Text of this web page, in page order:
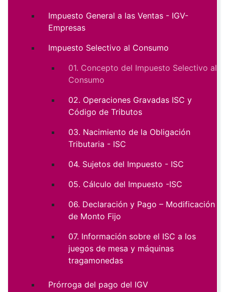
Impuesto General a las Ventas - IGV-
Empresas
Impuesto Selectivo al Consumo
01. Concepto del Impuesto Selectivo al
Consumo
02. Operaciones Gravadas ISC y
Código de Tributos
03. Nacimiento de la Obligación
Tributaria - ISC
04. Sujetos del Impuesto - ISC
05. Cálculo del Impuesto -ISC
06. Declaración y Pago – Modificación
de Monto Fijo
07. Información sobre el ISC a los
juegos de mesa y máquinas
tragamonedas
Prórroga del pago del IGV